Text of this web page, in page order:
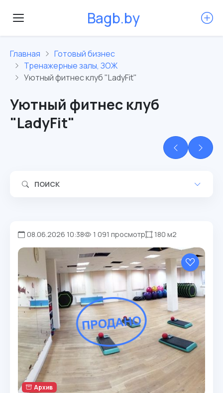
Bagb.by
Главная
Готовый бизнес
Тренажерные залы, ЗОЖ
Уютный фитнес клуб "LadyFit"
Уютный фитнес клуб
"LadyFit"
ПОИСК
08.06.2026 10:38 1 091 просмотр 180 м2
Архив